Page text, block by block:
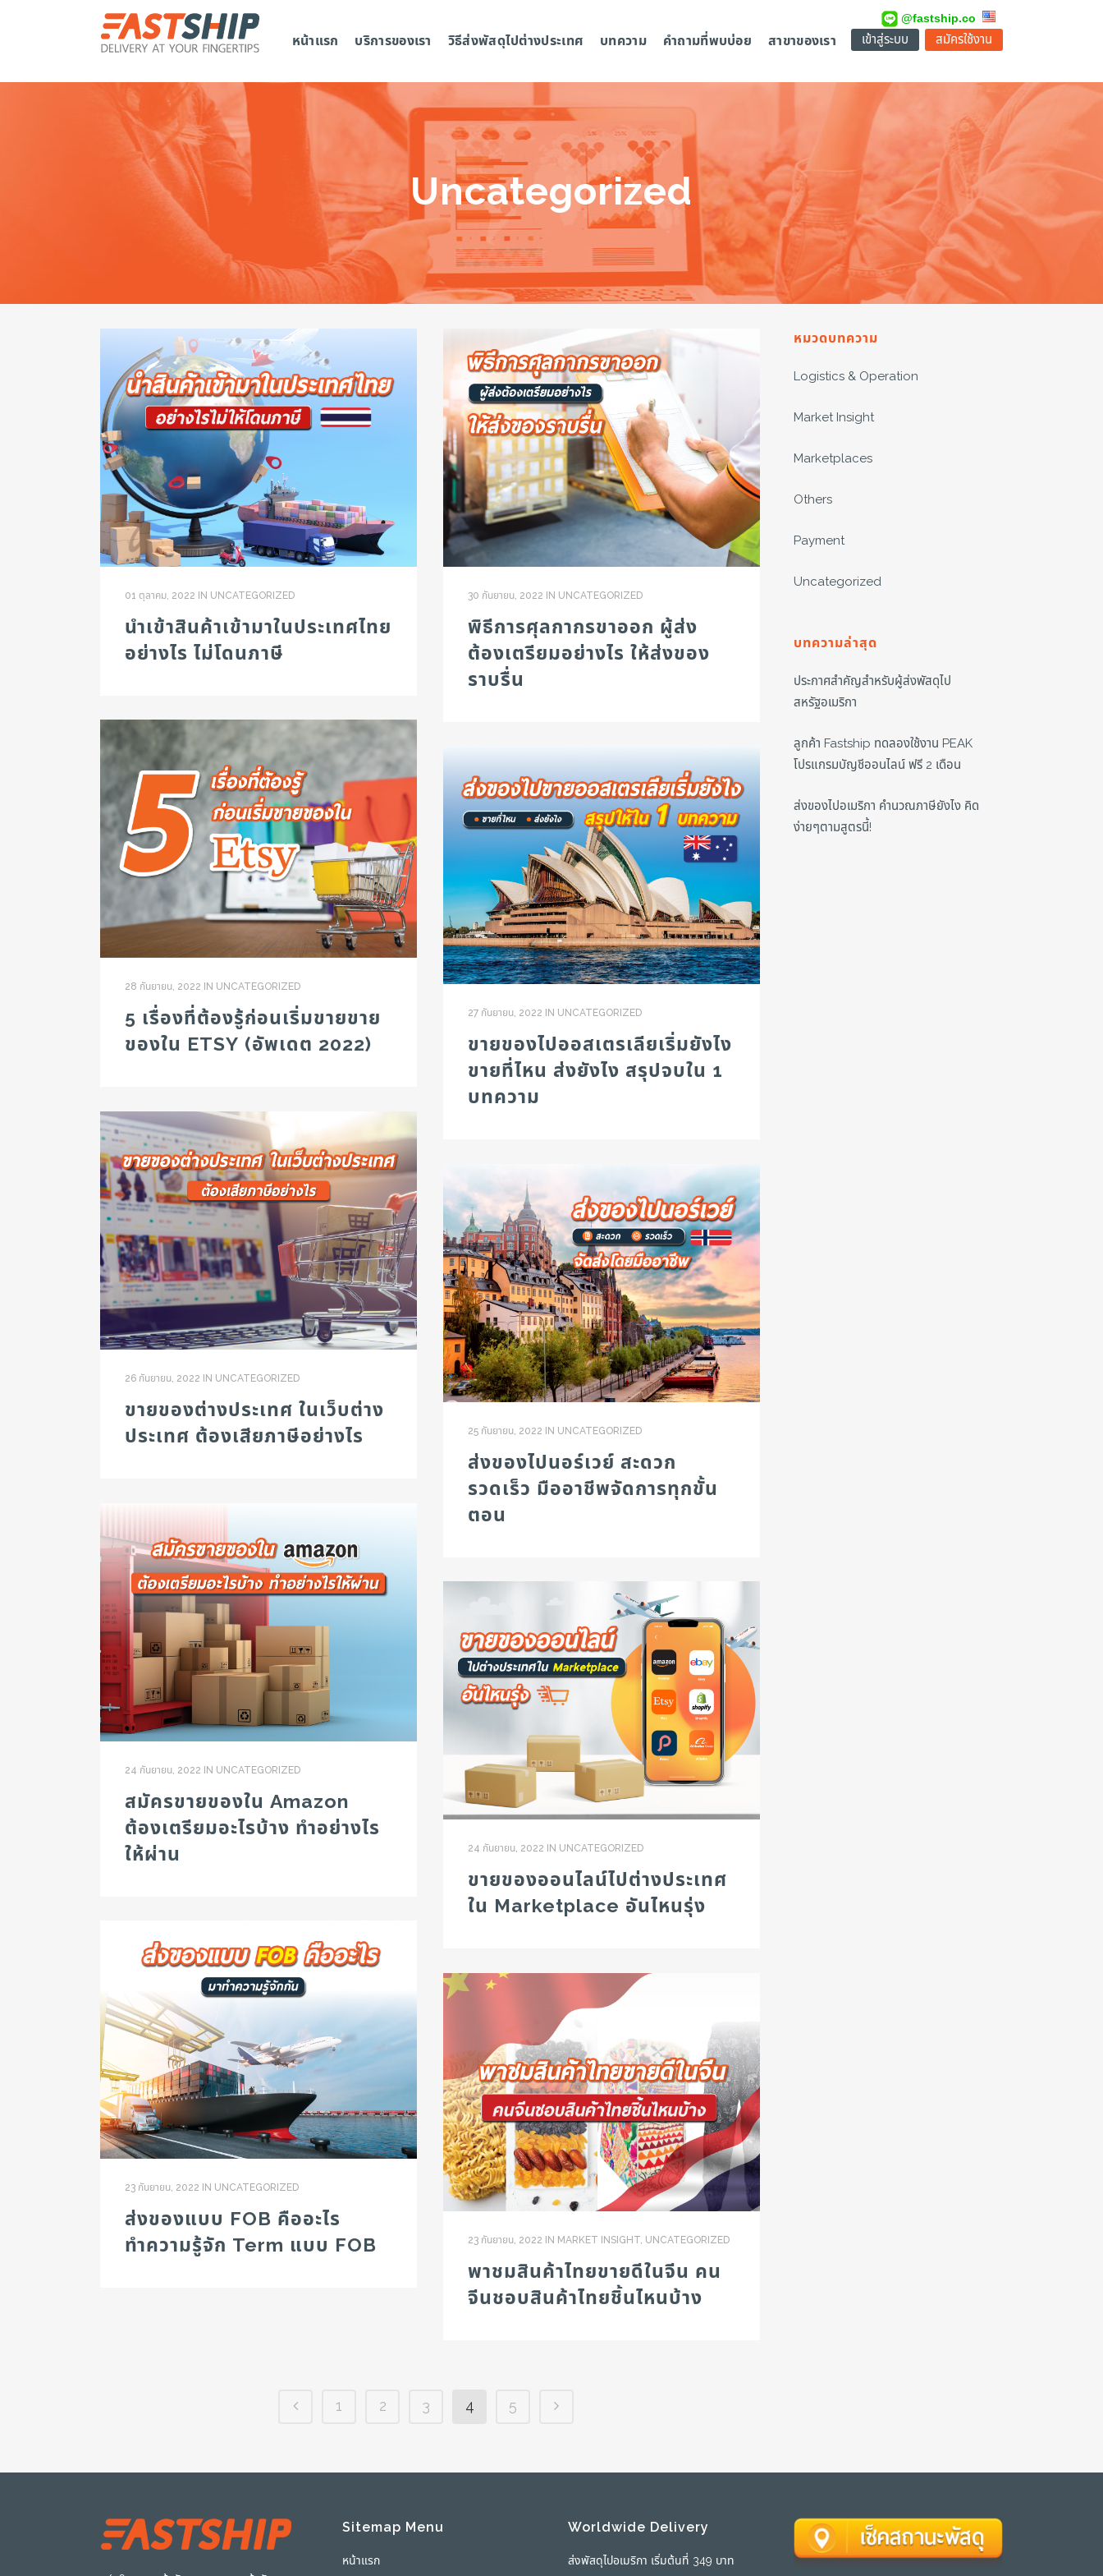
@fastship.co
เข้าสู่ระบบ สมัครใช้งาน
หน้าแรก บริการของเรา วิธีส่งพัสดุไปต่างประเทศ บทความ คำถามที่พบบ่อย สาขาของเรา
Uncategorized
01 ตุลาคม, 2022 IN UNCATEGORIZED
นำเข้าสินค้าเข้ามาในประเทศไทย
อย่างไร ไม่โดนภาษี
30 กันยายน, 2022 IN UNCATEGORIZED
พิธีการศุลกากรขาออก ผู้ส่ง
ต้องเตรียมอย่างไร ให้ส่งของ
ราบรื่น
28 กันยายน, 2022 IN UNCATEGORIZED
5 เรื่องที่ต้องรู้ก่อนเริ่มขายขาย
ของใน ETSY (อัพเดต 2022)
27 กันยายน, 2022 IN UNCATEGORIZED
ขายของไปออสเตรเลียเริ่มยังไง
ขายที่ไหน ส่งยังไง สรุปจบใน 1
บทความ
26 กันยายน, 2022 IN UNCATEGORIZED
ขายของต่างประเทศ ในเว็บต่าง
ประเทศ ต้องเสียภาษีอย่างไร
25 กันยายน, 2022 IN UNCATEGORIZED
ส่งของไปนอร์เวย์ สะดวก
รวดเร็ว มืออาชีพจัดการทุกขั้น
ตอน
24 กันยายน, 2022 IN UNCATEGORIZED
สมัครขายของใน Amazon
ต้องเตรียมอะไรบ้าง ทำอย่างไร
ให้ผ่าน
24 กันยายน, 2022 IN UNCATEGORIZED
ขายของออนไลน์ไปต่างประเทศ
ใน Marketplace อันไหนรุ่ง
23 กันยายน, 2022 IN UNCATEGORIZED
ส่งของแบบ FOB คืออะไร
ทำความรู้จัก Term แบบ FOB
23 กันยายน, 2022 IN MARKET INSIGHT, UNCATEGORIZED
พาชมสินค้าไทยขายดีในจีน คน
จีนชอบสินค้าไทยชิ้นไหนบ้าง
1 2 3 4 5
หมวดบทความ
Logistics & Operation
Market Insight
Marketplaces
Others
Payment
Uncategorized
บทความล่าสุด
ประกาศสำคัญสำหรับผู้ส่งพัสดุไป
สหรัฐอเมริกา
ลูกค้า Fastship ทดลองใช้งาน PEAK
โปรแกรมบัญชีออนไลน์ ฟรี 2 เดือน
ส่งของไปอเมริกา คำนวณภาษียังไง คิด
ง่ายๆตามสูตรนี้!
Sitemap Menu
หน้าแรก
Worldwide Delivery
ส่งพัสดุไปอเมริกา เริ่มต้นที่ 349 บาท